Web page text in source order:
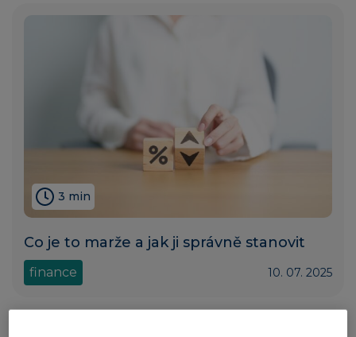
3 min
Co je to marže a jak ji správně stanovit
finance 10. 07. 2025